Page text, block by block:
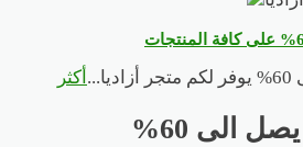
... أكثر
الى 60%